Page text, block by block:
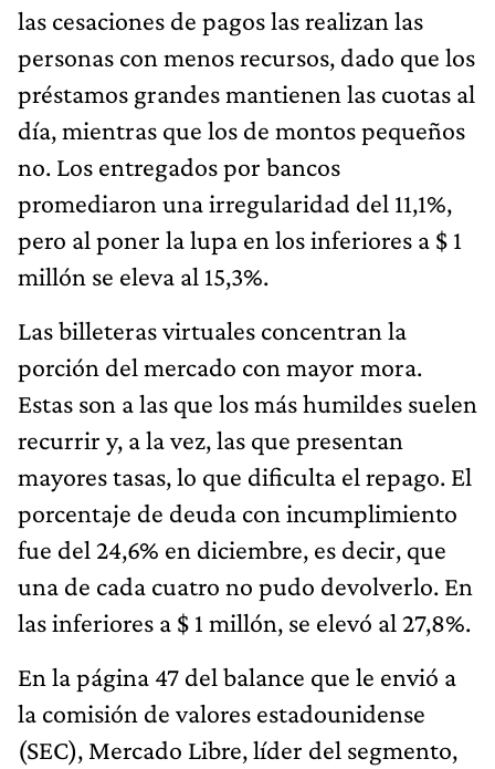
las cesaciones de pagos las realizan las
personas con menos recursos, dado que los
préstamos grandes mantienen las cuotas al
día, mientras que los de montos pequeños
no. Los entregados por bancos
promediaron una irregularidad del 11,1%,
pero al poner la lupa en los inferiores a $ 1
millón se eleva al 15,3%.
Las billeteras virtuales concentran la
porción del mercado con mayor mora.
Estas son a las que los más humildes suelen
recurrir y, a la vez, las que presentan
mayores tasas, lo que dificulta el repago. El
porcentaje de deuda con incumplimiento
fue del 24,6% en diciembre, es decir, que
una de cada cuatro no pudo devolverlo. En
las inferiores a $ 1 millón, se elevó al 27,8%.
En la página 47 del balance que le envió a
la comisión de valores estadounidense
(SEC), Mercado Libre, líder del segmento,